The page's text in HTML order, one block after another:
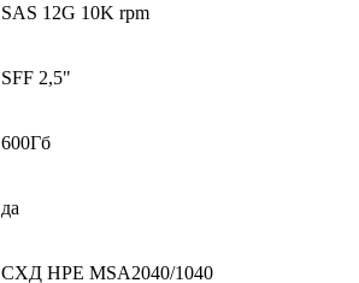
SAS 12G 10K rpm
SFF 2,5"
600Гб
да
СХД HPE MSA2040/1040